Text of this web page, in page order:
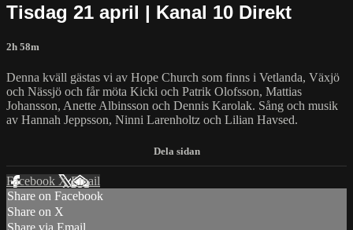
Tisdag 21 april | Kanal 10 Direkt
2h 58m
Denna kväll gästas vi av Hope Church som finns i Vetlanda, Växjö
och Nässjö och får möta Kicki och Patrik Olofsson, Mattias
Johansson, Anette Albinsson och Dennis Karolak. Sång och musik
av Hannah Jeppsson, Ninni Larenholtz och Lilian Havsed.
Facebook XEmail
Share on Facebook
Share on X